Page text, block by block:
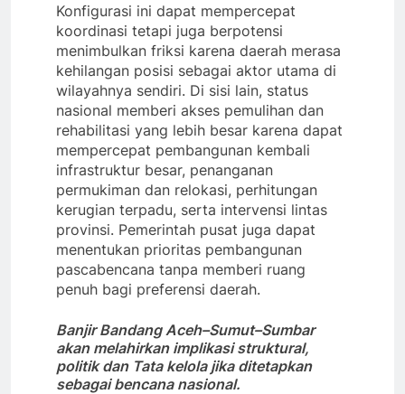
Konfigurasi ini dapat mempercepat
koordinasi tetapi juga berpotensi
menimbulkan friksi karena daerah merasa
kehilangan posisi sebagai aktor utama di
wilayahnya sendiri. Di sisi lain, status
nasional memberi akses pemulihan dan
rehabilitasi yang lebih besar karena dapat
mempercepat pembangunan kembali
infrastruktur besar, penanganan
permukiman dan relokasi, perhitungan
kerugian terpadu, serta intervensi lintas
provinsi. Pemerintah pusat juga dapat
menentukan prioritas pembangunan
pascabencana tanpa memberi ruang
penuh bagi preferensi daerah.
Banjir Bandang Aceh–Sumut–Sumbar
akan melahirkan implikasi struktural,
politik dan Tata kelola jika ditetapkan
sebagai bencana nasional.